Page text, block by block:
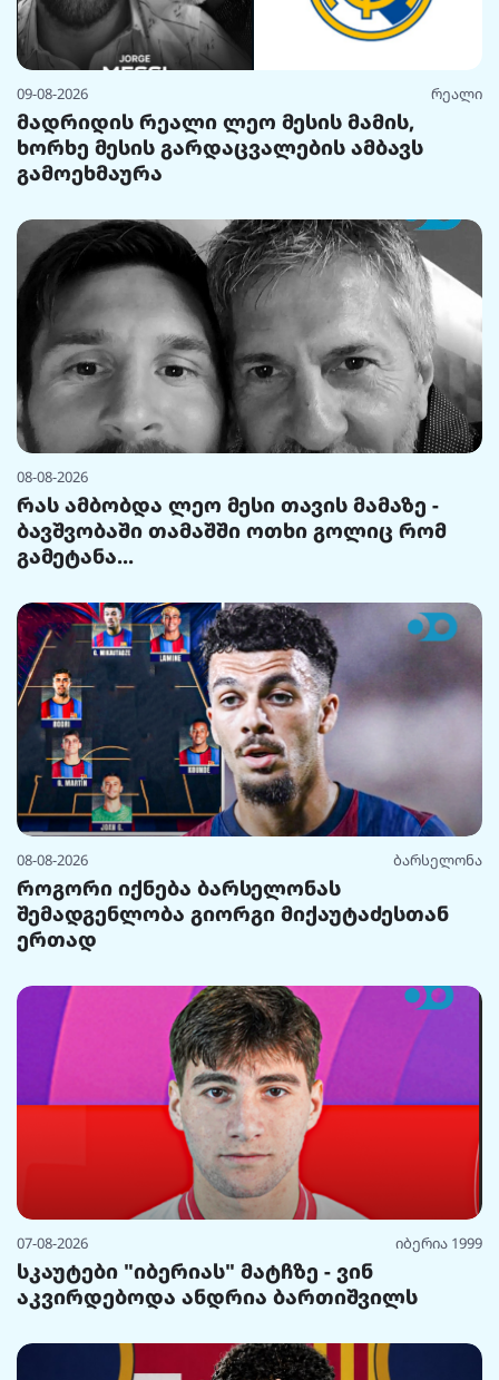
09-08-2026 რეალი
მადრიდის რეალი ლეო მესის მამის,
ხორხე მესის გარდაცვალების ამბავს
გამოეხმაურა
08-08-2026
რას ამბობდა ლეო მესი თავის მამაზე -
ბავშვობაში თამაშში ოთხი გოლიც რომ
გამეტანა...
08-08-2026 ბარსელონა
როგორი იქნება ბარსელონას
შემადგენლობა გიორგი მიქაუტაძესთან
ერთად
07-08-2026 იბერია 1999
სკაუტები "იბერიას" მატჩზე - ვინ
აკვირდებოდა ანდრია ბართიშვილს